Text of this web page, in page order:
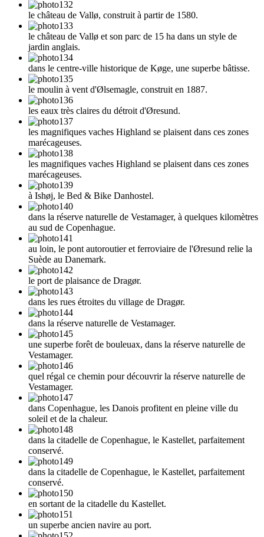
le château de Vallø, construit à partir de 1580.
le château de Vallø et son parc de 15 ha dans un style de
jardin anglais.
dans le centre-ville historique de Køge, une superbe bâtisse.
le moulin à vent d'Ølsemagle, construit en 1887.
les eaux très claires du détroit d'Øresund.
les magnifiques vaches Highland se plaisent dans ces zones
marécageuses.
les magnifiques vaches Highland se plaisent dans ces zones
marécageuses.
à Ishøj, le Bed & Bike Danhostel.
dans la réserve naturelle de Vestamager, à quelques kilomètres
au sud de Copenhague.
au loin, le pont autoroutier et ferroviaire de l'Øresund relie la
Suède au Danemark.
le port de plaisance de Dragør.
dans les rues étroites du village de Dragør.
dans la réserve naturelle de Vestamager.
une superbe forêt de bouleuax, dans la réserve naturelle de
Vestamager.
quel régal ce chemin pour découvrir la réserve naturelle de
Vestamager.
dans Copenhague, les Danois profitent en pleine ville du
soleil et de la chaleur.
dans la citadelle de Copenhague, le Kastellet, parfaitement
conservé.
dans la citadelle de Copenhague, le Kastellet, parfaitement
conservé.
en sortant de la citadelle du Kastellet.
un superbe ancien navire au port.